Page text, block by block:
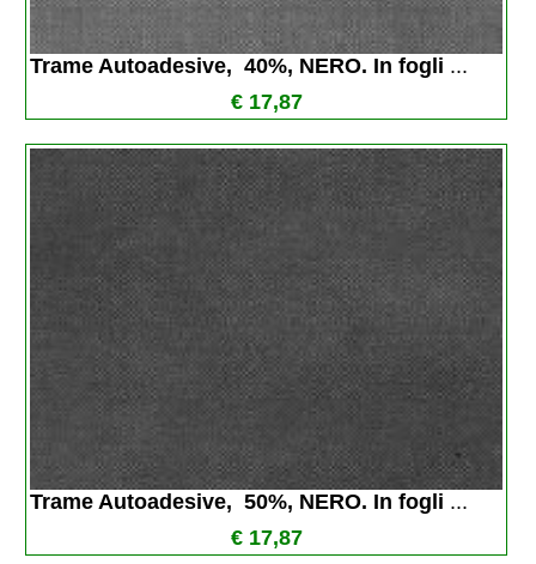
Trame Autoadesive,  40%, NERO. In fogli ...
€ 17,87
Trame Autoadesive,  50%, NERO. In fogli ...
€ 17,87